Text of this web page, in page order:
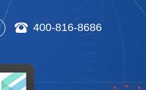
400-816-8686